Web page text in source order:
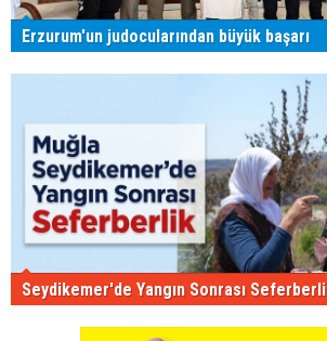
Erzurum'un judocularından büyük başarı
Seydikemer'de Yangın Sonrası